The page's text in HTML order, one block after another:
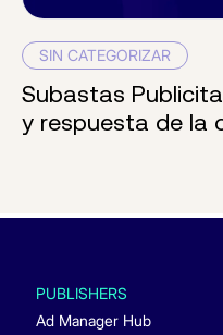
SIN CATEGORIZAR
Subastas
y respuesta de la
PUBLISHERS
Ad Manager Hub